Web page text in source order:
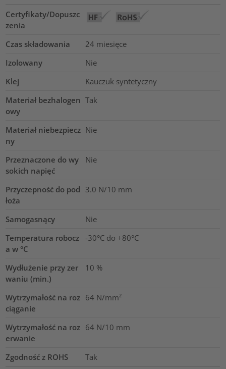
Certyfikaty/Dopuszc
zenia
Czas składowania
24 miesięce
Izolowany
Nie
Klej
Kauczuk syntetyczny
Materiał bezhalogen
owy
Tak
Materiał niebezpiecz
ny
Nie
Przeznaczone do wy
sokich napięć
Nie
Przyczepność do pod
łoża
3.0 N/10 mm
Samogasnący
Nie
Temperatura robocz
a w °C
-30°C do +80°C
Wydłużenie przy zer
waniu (min.)
10 %
Wytrzymałość na roz
ciąganie
64 N/mm²
Wytrzymałość na roz
erwanie
64 N/10 mm
Zgodność z ROHS Tak